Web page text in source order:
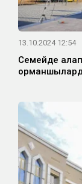
13.10.2024 12:54
Семейде